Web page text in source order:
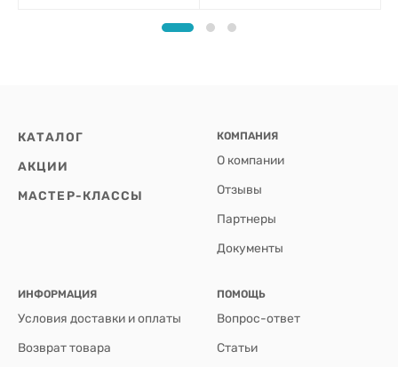
КАТАЛОГ
АКЦИИ
МАСТЕР-КЛАССЫ
КОМПАНИЯ
О компании
Отзывы
Партнеры
Документы
ИНФОРМАЦИЯ
Условия доставки и оплаты
Возврат товара
ПОМОЩЬ
Вопрос-ответ
Статьи